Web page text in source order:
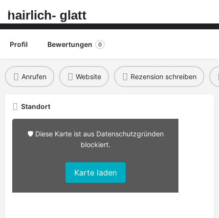
hairlich- glatt
Profil Bewertungen 0
Anrufen Website Rezension schreiben
Standort
🛡️ Diese Karte ist aus Datenschutzgründen
blockiert.
Karte laden